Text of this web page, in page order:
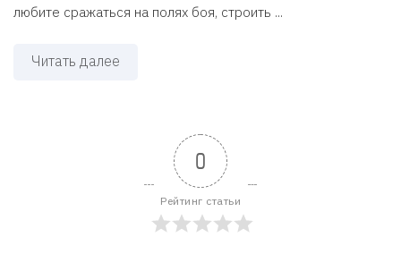
любите сражаться на полях боя, строить ...
Читать далее
0
Рейтинг статьи